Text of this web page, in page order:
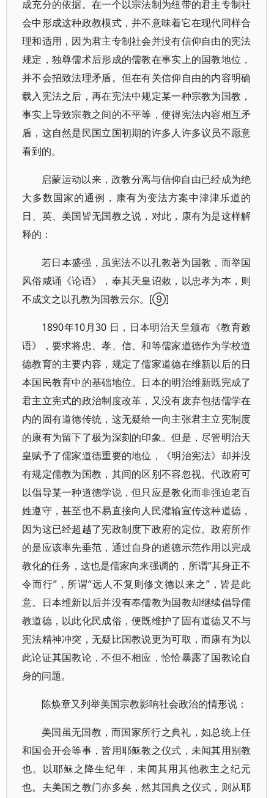
成充分的依据。在一个以宗法制为纽带的君主专制社
会中形成这种政教模式，并不意味着它在现代同样合
理和适用，因为君主专制社会并没有信仰自由的宪法
规定，独尊儒术后形成的儒教在事实上的国教地位，
并不会招致法理矛盾。但在有关信仰自由的内容明确
载入宪法之后，再在宪法中规定某一种宗教为国教，
事实上导致宗教之间的不平等，使得宪法内容相互矛
盾，这自然是民国立国初期的许多人许多议员不愿意
看到的。
启蒙运动以来，政教分离与信仰自由已经成为绝
大多数国家的通例，康有为变法方案中津津乐道的
日、英、美国皆无国教之说，对此，康有为是这样解
释的：
若日本盛强，虽宪法不以孔教著为国教，而举国
风俗咸诵《论语》，奉其天皇诏敕，以忠孝为本，则
不成文之以孔教为国教云尔。[⑨]
1890年10月30 日，日本明治天皇颁布《教育敕
语》，要求将忠、孝、信、和等儒家道德作为学校道
德教育的主要内容，规定了儒家道德在维新以后的日
本国民教育中的基础地位。日本的明治维新既完成了
君主立宪式的政治制度改革，又没有废弃包括儒学在
内的固有道德传统，这无疑给一向主张君主立宪制度
的康有为留下了极为深刻的印象。但是，尽管明治天
皇赋予了儒家道德重要的地位，《明治宪法》却并没
有规定儒教为国教，其间的区别不容忽视。代政府可
以倡导某一种道德学说，但只应是教化而非强迫老百
姓遵守，甚至也不易直接向人民灌输宣传这种道德，
因为这已经超越了宪政制度下政府的定位。政府所作
的是应该率先垂范，通过自身的道德示范作用以完成
教化的任务，这也是儒家向来强调的，所谓“其身正不
令而行”，所谓“远人不复则修文德以来之”，皆是此
意。日本维新以后并没有奉儒教为国教却继续倡导儒
教道德，以此化民成俗，便既维护了固有道德又不与
宪法精神冲突，无疑比国教说更为可取，而康有为以
此论证其国教论，不但不相应，恰恰暴露了国教论自
身的问题。
陈焕章又列举美国宗教影响社会政治的情形说：
美国虽无国教，而国家所行之典礼，如总统上任
和国会开会等事，皆用耶稣教之仪式，未闻其用别教
也。以耶稣之降生纪年，未闻其用其他教主之纪元
也。夫美国之教门亦多矣，然其国典之仪式，则从耶